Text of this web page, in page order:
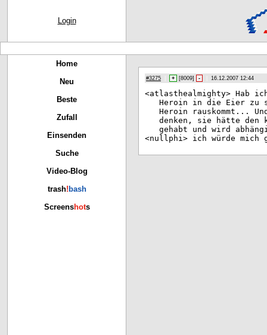
Login
Home
Neu
Beste
Zufall
Einsenden
Suche
Video-Blog
trash! bash
Screenshots
#3275 + [8009] - 16.12.2007 12:44
<at lasthealmighty> Hab
Heroin in die Eier zu
Heroin rauskommt...
denken, sie hätte den
gehabt und wird
<nu llphi> ich würde mich